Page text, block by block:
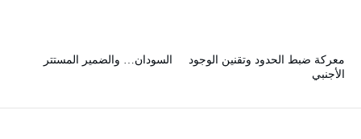
السودان… والضمير المستتر
معركة ضبط الحدود وتقنين الوجود
الأجنبي